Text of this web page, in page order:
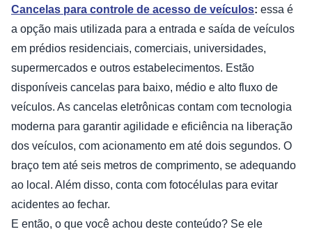
Cancelas para controle de acesso de veículos: essa é
a opção mais utilizada para a entrada e saída de veículos
em prédios residenciais, comerciais, universidades,
supermercados e outros estabelecimentos. Estão
disponíveis cancelas para baixo, médio e alto fluxo de
veículos. As cancelas eletrônicas contam com tecnologia
moderna para garantir agilidade e eficiência na liberação
dos veículos, com acionamento em até dois segundos. O
braço tem até seis metros de comprimento, se adequando
ao local. Além disso, conta com fotocélulas para evitar
acidentes ao fechar.
E então, o que você achou deste conteúdo? Se ele